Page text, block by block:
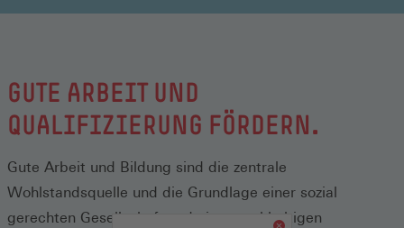
eingeben
GUTE ARBEIT UND
QUALIFIZIERUNG FÖRDERN.
Gute Arbeit und Bildung sind die zentrale
Wohlstandsquelle und die Grundlage einer sozial
gerechten Gesellschaft und einer nachhaltigen